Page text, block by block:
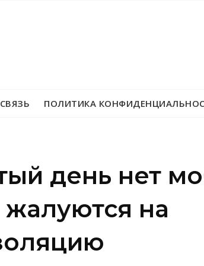
ПОЛИТИКА
день нет
на